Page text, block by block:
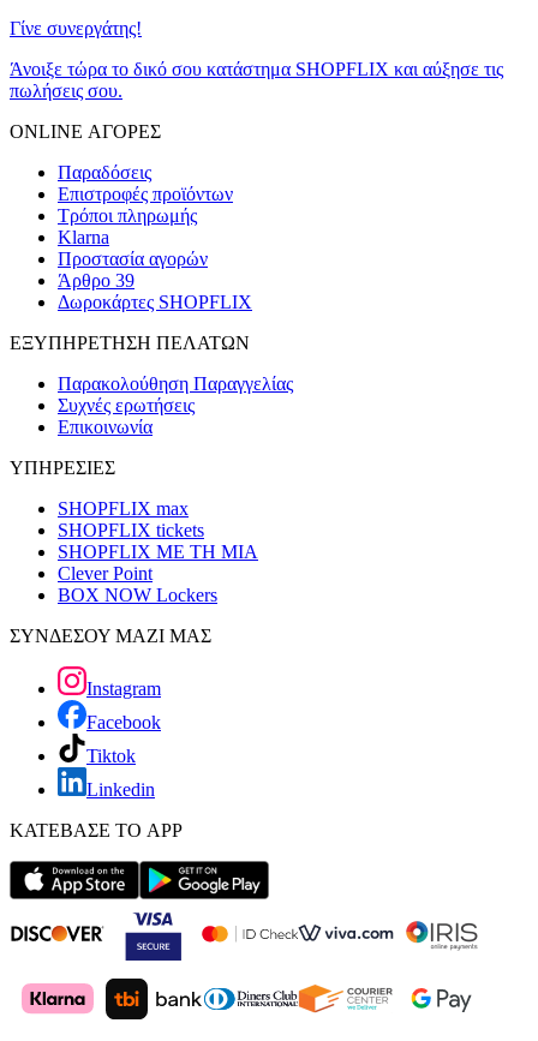
Γίνε συνεργάτης!
Άνοιξε τώρα το δικό σου κατάστημα SHOPFLIX και αύξησε τις
πωλήσεις σου.
ONLINE ΑΓΟΡΕΣ
Παραδόσεις
Επιστροφές προϊόντων
Τρόποι πληρωμής
Klarna
Προστασία αγορών
Άρθρο 39
Δωροκάρτες SHOPFLIX
ΕΞΥΠΗΡΕΤΗΣΗ ΠΕΛΑΤΩΝ
Παρακολούθηση Παραγγελίας
Συχνές ερωτήσεις
Επικοινωνία
ΥΠΗΡΕΣΙΕΣ
SHOPFLIX max
SHOPFLIX tickets
SHOPFLIX ΜΕ ΤΗ ΜΙΑ
Clever Point
BOX NOW Lockers
ΣΥΝΔΕΣΟΥ ΜΑΖΙ ΜΑΣ
Instagram
Facebook
Tiktok
Linkedin
ΚΑΤΕΒΑΣΕ ΤΟ APP